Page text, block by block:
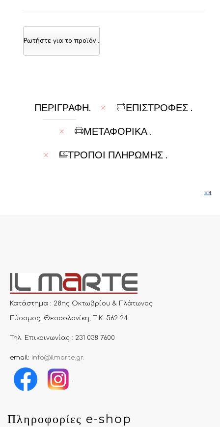
Ρωτήστε για το προϊόν .
ΠΕΡΙΓΡΑΦΉ. ΕΠΙΣΤΡΟΦΕΣ .
ΜΕΤΑΦΟΡΙΚΆ .
ΤΡΌΠΟΙ ΠΛΗΡΩΜΉΣ .
.
Κατάστημα : 28ης Οκτωβρίου & Πλάτωνος
Εύοσμος, Θεσσαλονίκη, Τ.Κ. 562 24
Τηλ. Επικοινωνίας : 231 038 7600
email: info@ilmarte.gr.
Πληροφορίες e-shop